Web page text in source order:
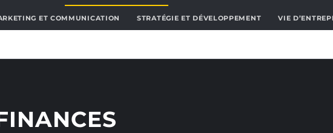
ET COMMUNICATION STRATÉGIE ET DÉVELOPPEMENT VIE